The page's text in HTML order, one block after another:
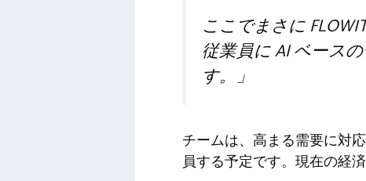
ここでまさに
従業員に AI ベース
す。」
チームは、高まる需要に対
員する予定です。現在の経